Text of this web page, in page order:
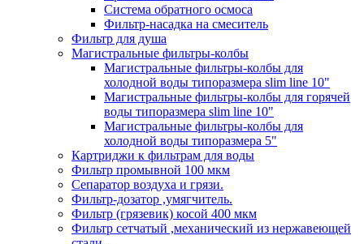
Система обратного осмоса
Фильтр-насадка на смеситель
Фильтр для душа
Магистральные фильтры-колбы
Магистральные фильтры-колбы для
холодной воды типоразмера slim line 10"
Магистральные фильтры-колбы для горячей
воды типоразмера slim line 10"
Магистральные фильтры-колбы для
холодной воды типоразмера 5"
Картриджи к фильтрам для воды
Фильтр промывной 100 мкм
Сепаратор воздуха и грязи.
Фильтр-дозатор ,умягчитель.
Фильтр (грязевик) косой 400 мкм
Фильтр сетчатый ,механический из нержавеющей